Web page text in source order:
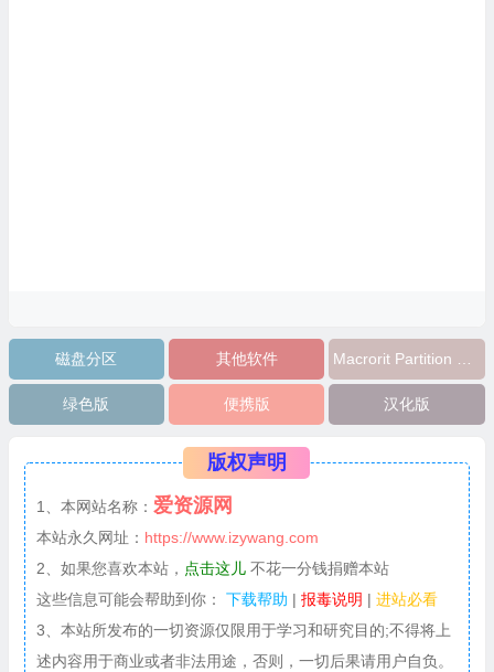
磁盘分区 其他软件
绿色版 便携版 汉化版
版权声明
1、本网站名称： 爱资源网
本站永久网址： https://www.izywang.com
2、如果您喜欢本站， 点击这儿不花一分钱捐赠本站
这些信息可能会帮助到你：
下载帮助 | 报毒说明 | 进站必看
3、本站所发布的一切资源仅限用于学习和研究目的;不得将上
述内容用于商业或者非法用途，否则，一切后果请用户自负。